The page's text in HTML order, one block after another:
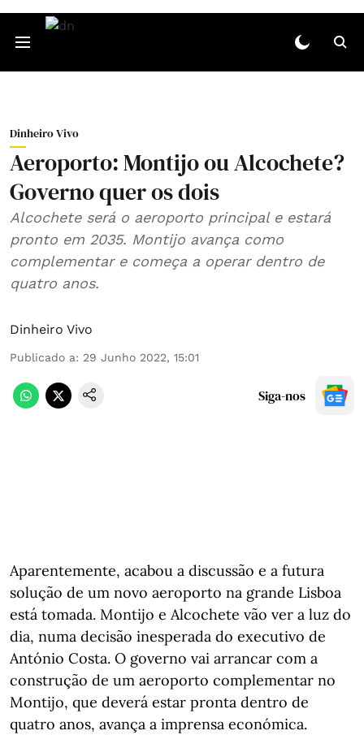
Dinheiro Vivo
Aeroporto: Montijo ou Alcochete?
Governo quer os dois
Alcochete será o aeroporto principal e estará
pronto em 2035. Montijo avança como
complementar e começa a operar dentro de
quatro anos.
Dinheiro Vivo
Publicado a: 29 Junho 2022, 15:01
Siga-nos
Aparentemente, acabou a discussão e a futura
solução de um novo aeroporto na grande Lisboa
está tomada. Montijo e Alcochete vão ver a luz do
dia, numa decisão inesperada do executivo de
António Costa. O governo vai arrancar com a
construção de um aeroporto complementar no
Montijo, que deverá estar pronta dentro de
quatro anos, avança a imprensa económica.